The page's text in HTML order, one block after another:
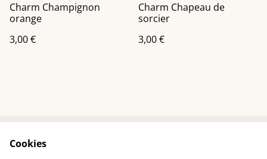
Charm Champignon
orange
3,00 €
Charm Chapeau de
sorcier
3,00 €
Cookies